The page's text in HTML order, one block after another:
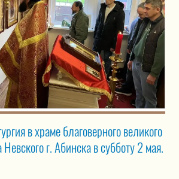
в храме благоверного великого
г. Абинска в субботу 2 мая.